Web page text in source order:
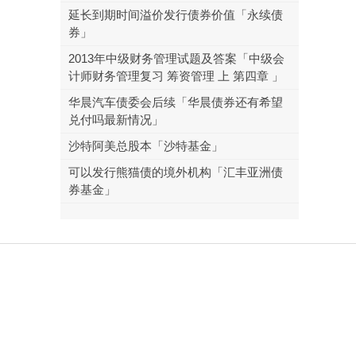
延长到期时间溢价发行债券价值「永续债
券」
2013年中级财务管理试题及答案「中级会
计师财务管理复习 筹资管理 上 第四章 」
华晨汽车债委会后续「华晨债券还有希望
兑付吗最新情况」
沙特阿美总股本「沙特基金」
可以发行熊猫债的境外机构「汇丰亚洲债
券基金」